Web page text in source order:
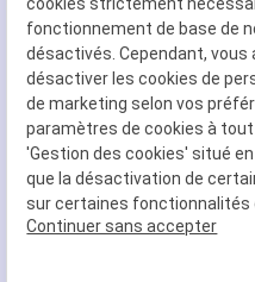
phone 06
cookies strictement
fonctionnement de base de
désactivés. Cependant, vous
désactiver les cookies de
de marketing selon vos
paramètres de cookies à
'Gestion des cookies' situé
que la désactivation de
sur certaines fonctionnalités
Continuer sans accepter